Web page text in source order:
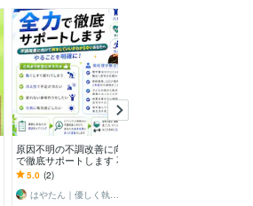
原因不明の不調改善に向けて全力
で徹底サポートします 不調改善
に向けて何をしていいかわからな
い方へやることを明確に
5.0 (2)
はやたん｜優しく執筆・運用・健康サポート